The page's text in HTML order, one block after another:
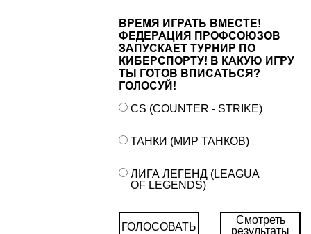
ВРЕМЯ ИГРАТЬ ВМЕСТЕ!
ФЕДЕРАЦИЯ ПРОФСОЮЗОВ
ЗАПУСКАЕТ ТУРНИР ПО
КИБЕРСПОРТУ! В КАКУЮ ИГРУ
ТЫ ГОТОВ ВПИСАТЬСЯ?
ГОЛОСУЙ!
CS (COUNTER - STRIKE)
ТАНКИ (МИР ТАНКОВ)
ЛИГА ЛЕГЕНД (LEAGUA
OF LEGENDS)
ГОЛОСОВАТЬ
Смотреть
результаты